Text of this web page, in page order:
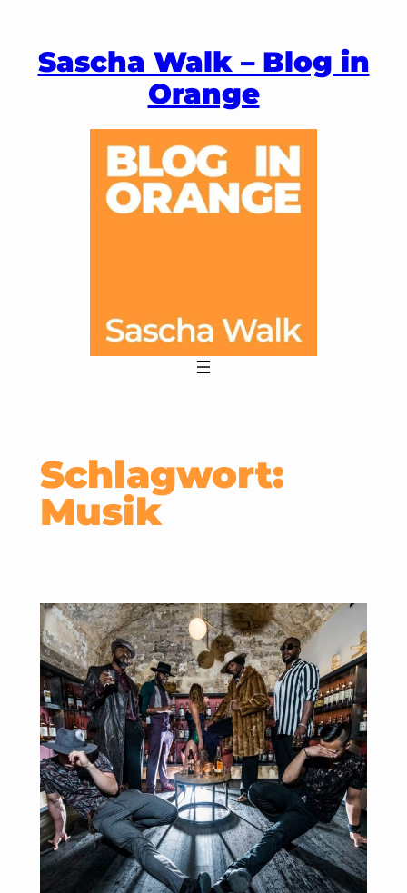
springen
Sascha Walk – Blog in
Orange
Schlagwort:
Musik